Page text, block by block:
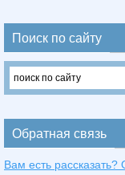
Поиск по сайту
Обратная связь
Вам есть рассказать?